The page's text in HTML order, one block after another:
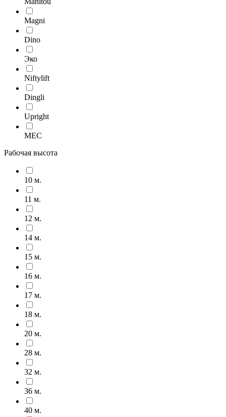
Magni
Dino
Эко
Niftylift
Dingli
Upright
MEC
Рабочая высота
10 м.
11 м.
12 м.
14 м.
15 м.
16 м.
17 м.
18 м.
20 м.
28 м.
32 м.
36 м.
40 м.